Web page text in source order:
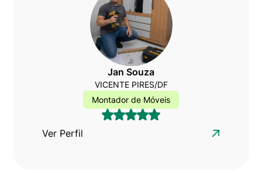
Jan Souza
VICENTE PIRES/DF
Montador de Móveis
Ver Perfil